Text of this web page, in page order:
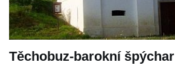
Těchobuz-barokní špýchar